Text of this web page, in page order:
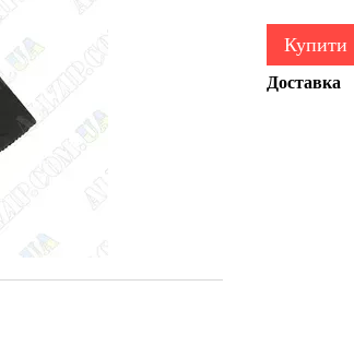
Купити
Доставка